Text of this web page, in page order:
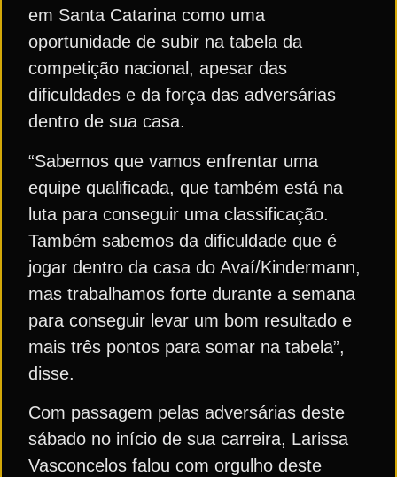
em Santa Catarina como uma
oportunidade de subir na tabela da
competição nacional, apesar das
dificuldades e da força das adversárias
dentro de sua casa.
“Sabemos que vamos enfrentar uma
equipe qualificada, que também está na
luta para conseguir uma classificação.
Também sabemos da dificuldade que é
jogar dentro da casa do Avaí/Kindermann,
mas trabalhamos forte durante a semana
para conseguir levar um bom resultado e
mais três pontos para somar na tabela”,
disse.
Com passagem pelas adversárias deste
sábado no início de sua carreira, Larissa
Vasconcelos falou com orgulho deste